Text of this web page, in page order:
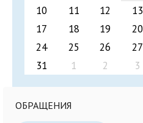
10
11 12 13
17
18 19 20
24
25 26 27
31
1 2 3
ОБРАЩЕНИЯ